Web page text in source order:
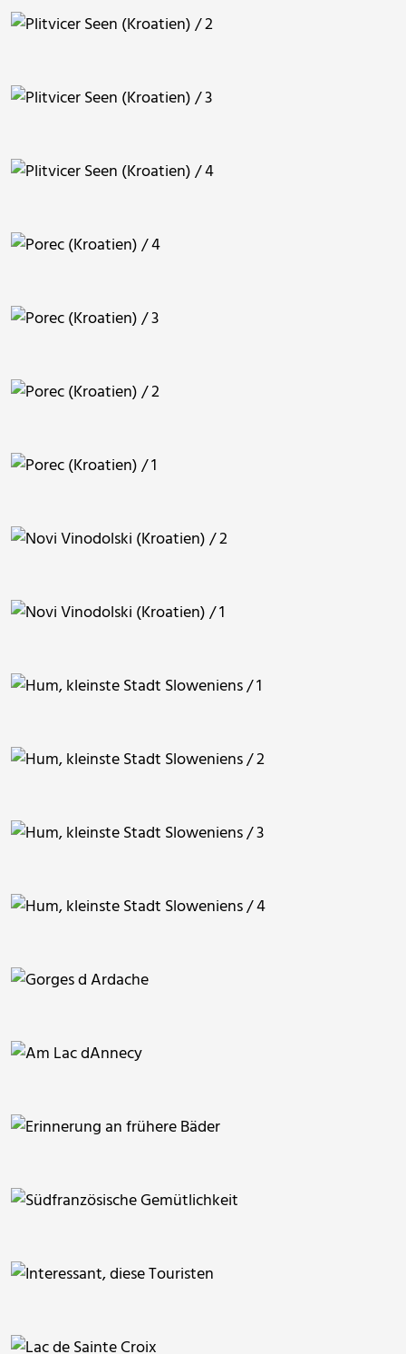
berggeist007
berggeist007
berggeist007
berggeist007
berggeist007
berggeist007
berggeist007
berggeist007
berggeist007
berggeist007
berggeist007
berggeist007
berggeist007
berggeist007
berggeist007
berggeist007
berggeist007
berggeist007
berggeist007